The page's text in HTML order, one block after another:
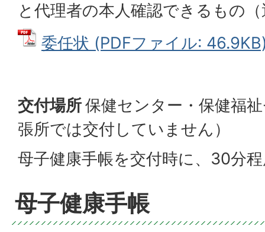
と代理者の本人確認できるもの
委任状 (PDFファイル:
交付場所保健センター・保健福
張所では交付していません）
母子健康手帳を交付時に、30分
母子健康手帳